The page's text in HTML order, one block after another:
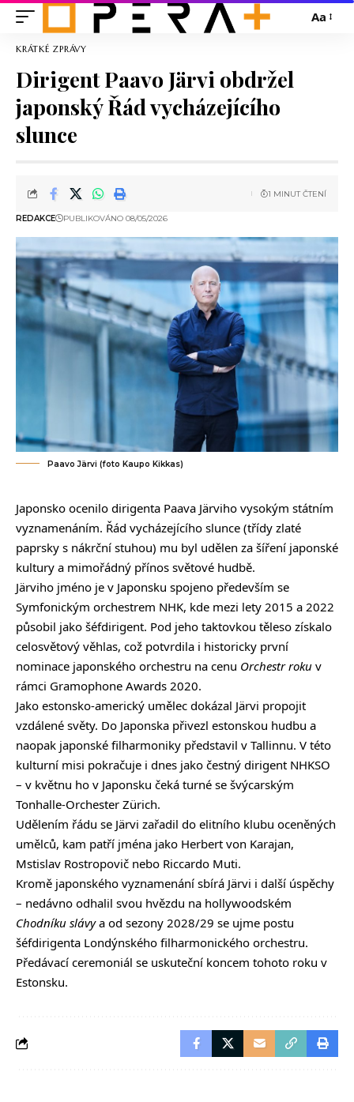
Aa
KRÁTKÉ ZPRÁVY
Dirigent Paavo Järvi obdržel
japonský Řád vycházejícího
slunce
REDAKCE PUBLIKOVÁNO 08/05/2026
1 MINUT ČTENÍ
Paavo Järvi (foto Kaupo Kikkas)
Japonsko ocenilo dirigenta Paava Järviho vysokým státním
vyznamenáním. Řád vycházejícího slunce (třídy zlaté
paprsky s nákrční stuhou) mu byl udělen za šíření japonské
kultury a mimořádný přínos světové hudbě.
Järviho jméno je v Japonsku spojeno především se
Symfonickým orchestrem NHK, kde mezi lety 2015 a 2022
působil jako šéfdirigent. Pod jeho taktovkou těleso získalo
celosvětový věhlas, což potvrdila i historicky první
nominace japonského orchestru na cenu Orchestr roku v
rámci Gramophone Awards 2020.
Jako estonsko-americký umělec dokázal Järvi propojit
vzdálené světy. Do Japonska přivezl estonskou hudbu a
naopak japonské filharmoniky představil v Tallinnu. V této
kulturní misi pokračuje i dnes jako čestný dirigent NHKSO
– v květnu ho v Japonsku čeká turné se švýcarským
Tonhalle-Orchester Zürich.
Udělením řádu se Järvi zařadil do elitního klubu oceněných
umělců, kam patří jména jako Herbert von Karajan,
Mstislav Rostropovič nebo Riccardo Muti.
Kromě japonského vyznamenání sbírá Järvi i další úspěchy
– nedávno odhalil svou hvězdu na hollywoodském
Chodníku slávya od sezony 2028/29 se ujme postu
šéfdirigenta Londýnského filharmonického orchestru.
Předávací ceremoniál se uskuteční koncem tohoto roku v
Estonsku.